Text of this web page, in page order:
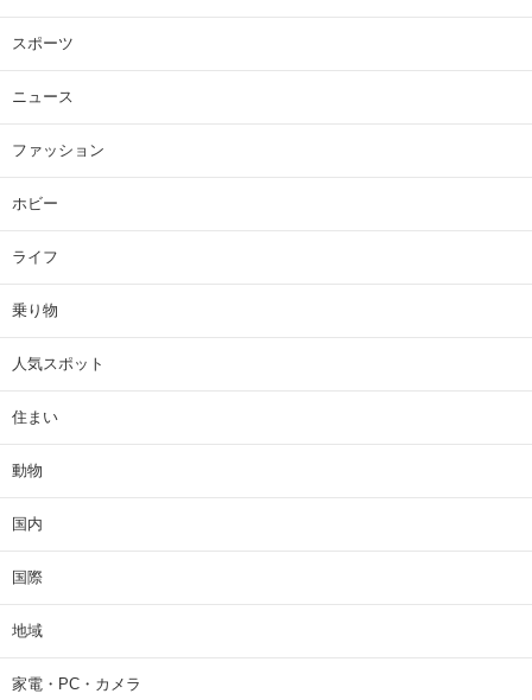
スポーツ
ニュース
ファッション
ホビー
ライフ
乗り物
人気スポット
住まい
動物
国内
国際
地域
家電・PC・カメラ